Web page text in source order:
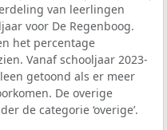
van leerlingen
voor De Regenboog.
het percentage
Vanaf schooljaar 2023-
getoond als er meer
De overige
de categorie ‘overige’.